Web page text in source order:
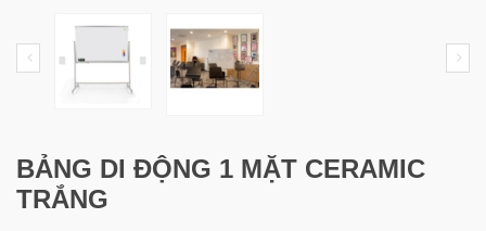
BẢNG DI ĐỘNG 1 MẶT CERAMIC
TRẮNG